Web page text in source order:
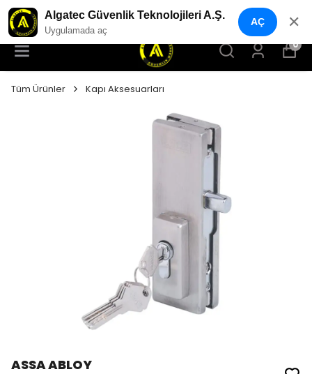
YENI NESIL GÜVENLIK GEÇIŞ SISTEMLERI
0
Tüm Ürünler Kapı Aksesuarları
ASSA ABLOY
Algatec Güvenlik Teknolojileri A.Ş.
Uygulamada aç
AÇ ✕